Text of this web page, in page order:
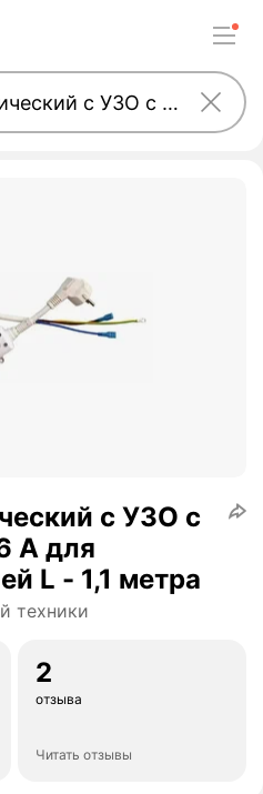
с УЗО с
А для
L - 1,1 метра
техники
2
отзыва
Читать отзывы